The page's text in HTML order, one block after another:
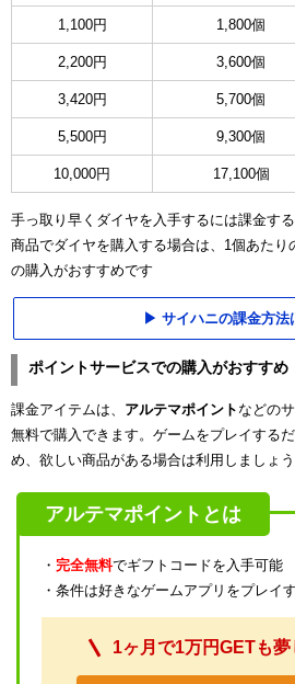
1,100円 1,800個
2,200円 3,600個
3,420円 5,700個
5,500円 9,300個
10,000円 17,100個
手っ取り早くダイヤを入手するには課金す
商品でダイヤを購入する場合は、1個あたり
の購入がおすすめです
サイハニの課金方法
ポイントサービスでの購入がおすすめ
課金アイテムは、 アルテマポイントなどの
無料で購入できます。ゲームをプレイする
め、欲しい商品がある場合は利用しましょう
アルテマポイントとは
・ 完全無料でギフトコードを入手可能
・条件は好きなゲームアプリをプレイ
1ヶ月で1万円GETも夢